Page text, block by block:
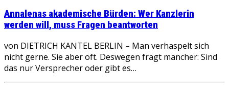
Annalenas akademische Bürden: Wer Kanzlerin
werden will, muss Fragen beantworten
von DIETRICH KANTEL BERLIN – Man verhaspelt sich
nicht gerne. Sie aber oft. Deswegen fragt mancher: Sind
das nur Versprecher oder gibt es…